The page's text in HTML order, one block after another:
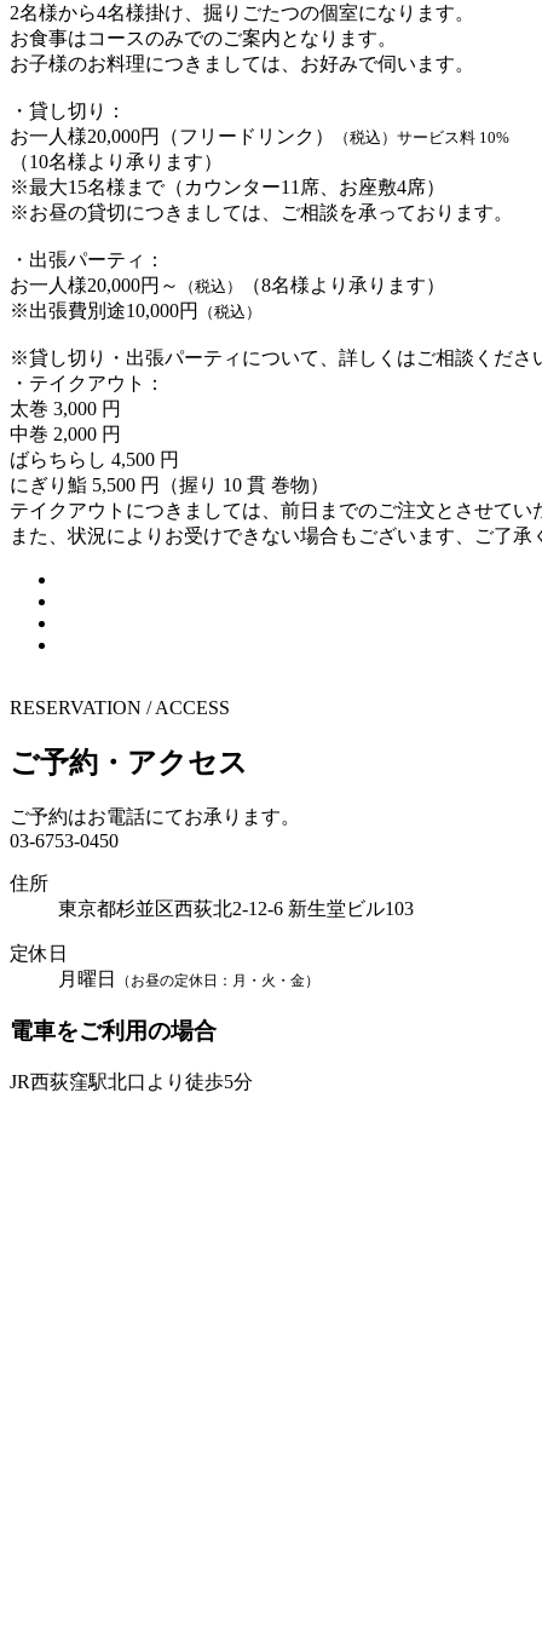
2名様から4名様掛け、掘りごたつの個室になります。
お食事はコースのみでのご案内となります。
お子様のお料理につきましては、お好みで伺います。
・貸し切り：
お一人様20,000円（フリードリンク）
（税込）サービス料 10%
（10名様より承ります）
※最大15名様まで（カウンター11席、お座敷4席）
※お昼の貸切につきましては、ご相談を承っております。
・出張パーティ：
お一人様20,000円～
（税込）
（8名様より承ります）
※出張費別途10,000円
（税込）
※貸し切り・出張パーティについて、詳しくはご相談くださ
・テイクアウト：
太巻 3,000 円
中巻 2,000 円
ばらちらし 4,500 円
にぎり鮨 5,500 円（握り 10 貫 巻物）
テイクアウトにつきましては、前日までのご注文とさせてい
また、状況によりお受けできない場合もございます、ご了承
RESERVATION / ACCESS
ご予約・アクセス
ご予約はお電話にてお承ります。
03-6753-0450
住所
東京都杉並区西荻北2-12-6 新生堂ビル103
定休日
月曜日
（お昼の定休日：月・火・金）
電車をご利用の場合
JR西荻窪駅北口より徒歩5分